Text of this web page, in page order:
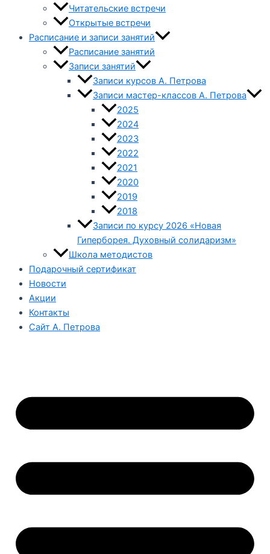
Читательские встречи
Открытые встречи
Расписание и записи занятий
Расписание занятий
Записи занятий
Записи курсов А. Петрова
Записи мастер-классов А. Петрова
2025
2024
2023
2022
2021
2020
2019
2018
Записи по курсу 2026 «Новая
Гиперборея. Духовный солидаризм»
Школа методистов
Подарочный сертификат
Новости
Акции
Контакты
Сайт А. Петрова